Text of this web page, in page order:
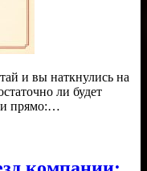
и вы наткнулись на
ли будет
и прямо:…